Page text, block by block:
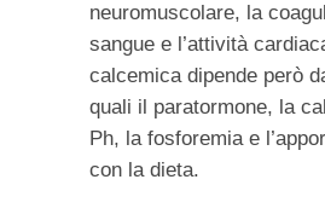
neuromuscolare, la
sangue e l’attività
calcemica dipende però
quali il paratormone, la
Ph, la fosforemia e
con la dieta.